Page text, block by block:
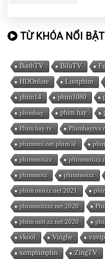
TỪ KHÓA NỔI BẬT
BanhTV BiluTV
HDOnline Luotphim
phim14 phim1080
phimhay phim hay
Phim hay tv
phimmoi.net phim lẻ
phimmoiizz
phimmoiz phimmoizz
phim moizz.net 2021
phimmoizzz.net 2020
phim mới zz.net 2020
vkool Vuighe
xemphimplus ZingTV